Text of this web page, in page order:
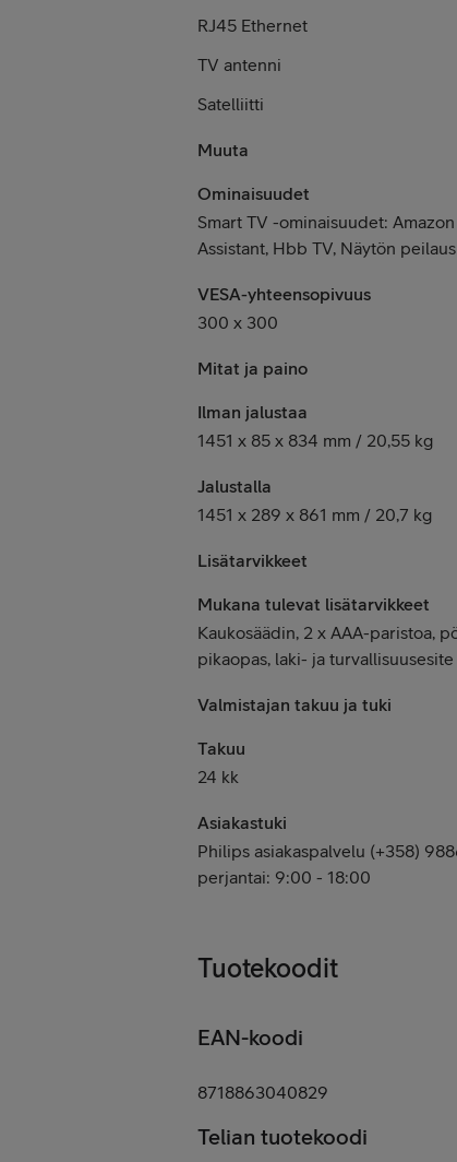
RJ45 Ethernet
TV antenni
Satelliitti
Muuta
Ominaisuudet
Smart TV -ominaisuudet:
Assistant, Hbb TV, Näytön peilaus
VESA-yhteensopivuus
300 x 300
Mitat ja paino
Ilman jalustaa
1451 x 85 x 834 mm / 20,55 kg
Jalustalla
1451 x 289 x 861 mm / 20,7 kg
Lisätarvikkeet
Mukana tulevat lisätarvikkeet
Kaukosäädin, 2 x AAA-paristoa,
pikaopas, laki- ja turvallisuusesite
Valmistajan takuu ja tuki
Takuu
24 kk
Asiakastuki
Philips asiakaspalvelu (+358)
perjantai: 9:00 - 18:00
Tuotekoodit
EAN-koodi
8718863040829
Telian tuotekoodi